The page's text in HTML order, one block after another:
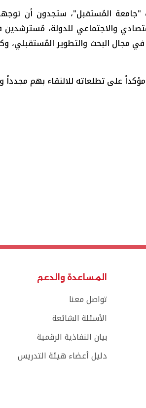
المُستقبل"، ستجدون أن
في مجال البحث والتطوير
على تطلعاته للالتقاء بهم
المساعدة والدعم
تواصل معنا
الأسئلة الشائعة
بيان النفاذية الرقمية
دليل أعضاء هيئة التدريس